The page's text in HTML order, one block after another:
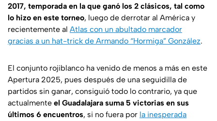
2017, temporada en la que ganó los 2 clásicos, tal como
lo hizo en este torneo, luego de derrotar al América y
recientemente al Atlas con un abultado marcador
gracias a un hat-trick de Armando “Hormiga” González.
El conjunto rojiblanco ha venido de menos a más en este
Apertura 2025, pues después de una seguidilla de
partidos sin ganar, consiguió todo lo contrario, ya que
actualmente el Guadalajara suma 5 victorias en sus
últimos 6 encuentros, si no fuera por la inesperada